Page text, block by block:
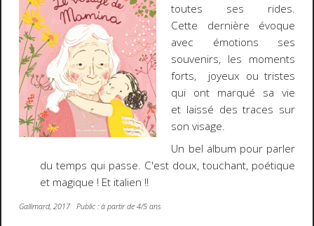
toutes ses rides.
Cette dernière évoque
avec émotions ses
souvenirs, les moments
forts, joyeux ou tristes
qui ont marqué sa vie
et laissé des traces sur
son visage.
Un bel album pour parler
du temps qui passe. C'est doux, touchant, poétique
et magique ! Et italien !!
Gallimard, 2017 Public : à partir de 4/5 ans